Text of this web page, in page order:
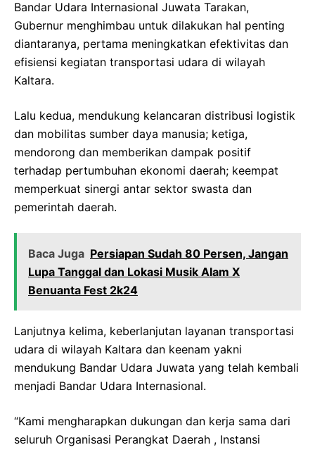
Bandar Udara Internasional Juwata Tarakan,
Gubernur menghimbau untuk dilakukan hal penting
diantaranya, pertama meningkatkan efektivitas dan
efisiensi kegiatan transportasi udara di wilayah
Kaltara.
Lalu kedua, mendukung kelancaran distribusi logistik
dan mobilitas sumber daya manusia; ketiga,
mendorong dan memberikan dampak positif
terhadap pertumbuhan ekonomi daerah; keempat
memperkuat sinergi antar sektor swasta dan
pemerintah daerah.
Baca Juga Persiapan Sudah 80 Persen, Jangan
Lupa Tanggal dan Lokasi Musik Alam X
Benuanta Fest 2k24
Lanjutnya kelima, keberlanjutan layanan transportasi
udara di wilayah Kaltara dan keenam yakni
mendukung Bandar Udara Juwata yang telah kembali
menjadi Bandar Udara Internasional.
“Kami mengharapkan dukungan dan kerja sama dari
seluruh Organisasi Perangkat Daerah , Instansi